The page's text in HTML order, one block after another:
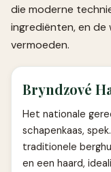
die moderne
ingrediënten, en de
vermoeden.
Bryndzové
Het nationale
schapenkaas,
traditionele
en een haard,